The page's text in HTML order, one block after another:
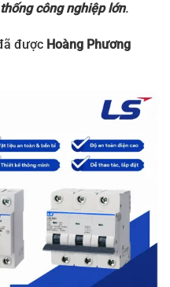
công nghiệp lớn.
được Hoàng Phương